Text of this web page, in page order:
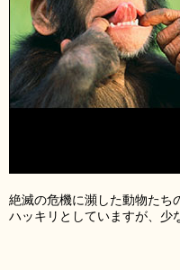
絶滅の危機に瀕した動物たち
ハッキリとしていますが、